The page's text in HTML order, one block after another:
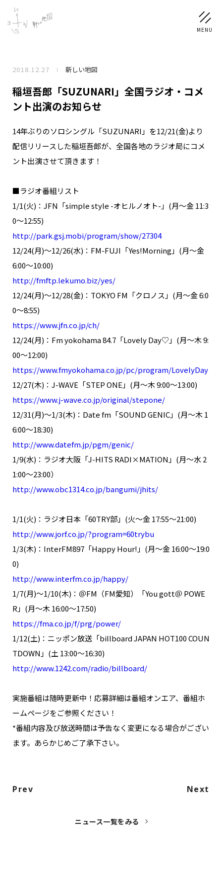
NEWS
SCHEDULE
PROFILE
稲垣 吾郎 草彅 剛 香取 慎吾
CHIZUSHOP
NAKAMA入会
CHIZULOG
FAQ
メールマガジン登録/解除
2018.12.27 新しい地図
稲垣吾郎「SUZUNARI」全国ラジオ・コメ
ント出演のお知らせ
14年ぶりのソロシングル「SUZUNARI」を12/21(金)より
配信リリースした稲垣吾郎が、全国各地のラジオ局にコメ
ント出演させて頂きます！
■ラジオ番組リスト
1/1(火)：JFN「simple style -オヒルノオト-」(月～金 11:3
0～12:55)
http://park.gsj.mobi/program/show/27304
12/24(月)～12/26(水)：FM-FUJI「Yes!Morning」(月～金
6:00～10:00)
http://fmftp.lekumo.biz/yes/
12/24(月)～12/28(金)：TOKYO FM「クロノス」(月～金 6:0
0～8:55)
https://www.jfn.co.jp/ch/
12/24(月)：Fm yokohama 84.7「Lovely Day♡」(月～木 9:
00～12:00)
https://www.fmyokohama.co.jp/pc/program/LovelyDay
12/27(木)：J-WAVE「STEP ONE」(月～木 9:00～13:00)
https://www.j-wave.co.jp/original/stepone/
12/31(月)～1/3(木)：Date fm「SOUND GENIC」(月～木 1
6:00～18:30)
http://www.datefm.jp/pgm/genic/
1/9(水)：ラジオ大阪「J-HITS RADI×MATION」(月～水 2
1:00～23:00）
http://www.obc1314.co.jp/bangumi/jhits/
1/1(火)：ラジオ日本「60TRY部」(火～金 17:55～21:00)
http://www.jorf.co.jp/?program=60trybu
1/3(木)：InterFM897「Happy Hour!」(月～金 16:00～19:0
0)
http://www.interfm.co.jp/happy/
1/7(月)～1/10(木)：＠FM（FM愛知）「You gott＠ POWE
R」(月～木 16:00～17:50)
https://fma.co.jp/f/prg/power/
1/12(土)：ニッポン放送「billboard JAPAN HOT100 COUN
TDOWN」(土 13:00～16:30)
http://www.1242.com/radio/billboard/
実施番組は随時更新中！応募詳細は番組オンエア、番組ホ
ームページをご参照ください！
*番組内容及び放送時間は予告なく変更になる場合がござい
ます。あらかじめご了承下さい。
Prev Next
ニュース一覧をみる